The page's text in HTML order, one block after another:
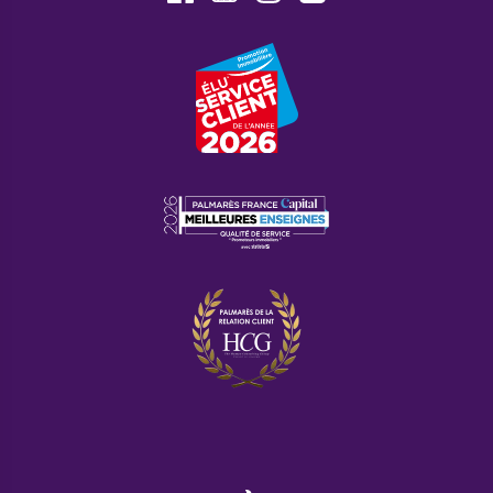
dans votre achat immobilier neuf, c’est l’assurance
de collaborer avec une équipe de professionnels
expérimentés, dévoués et reconnus, qui mettront tout
en œuvre pour que votre investissement se passe
dans les meilleures conditions.